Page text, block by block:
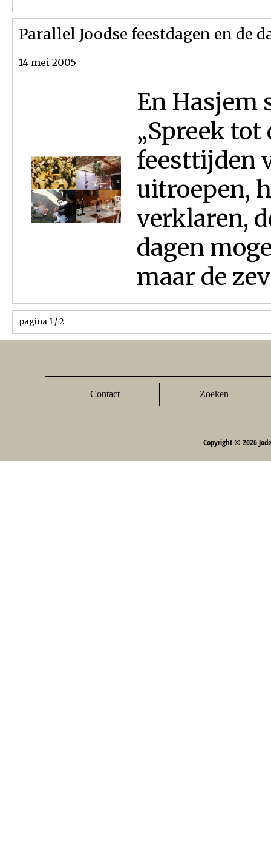
Parallel Joodse feestdagen en de
14 mei 2005
En Hasjem
„Spreek tot
feesttijden
uitroepen,
verklaren,
dagen
maar de
pagina 1 / 2
Contact Zoeken
Copyright © 2026